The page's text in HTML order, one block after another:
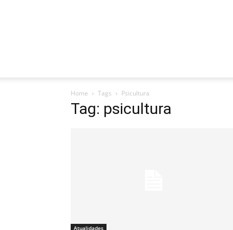
Home Tags Psicultura
Tag: psicultura
Atualidades